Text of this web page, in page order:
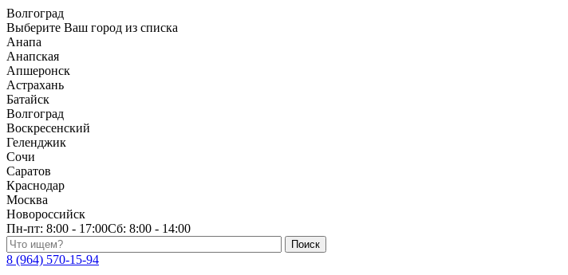
Волгоград
Выберите Ваш город из списка
Анапа
Анапская
Апшеронск
Астрахань
Батайск
Волгоград
Воскресенский
Геленджик
Сочи
Саратов
Краснодар
Москва
Новороссийск
Пн-пт: 8:00 - 17:00Сб: 8:00 - 14:00
Поиск по каталогу
8 (964) 570-15-94